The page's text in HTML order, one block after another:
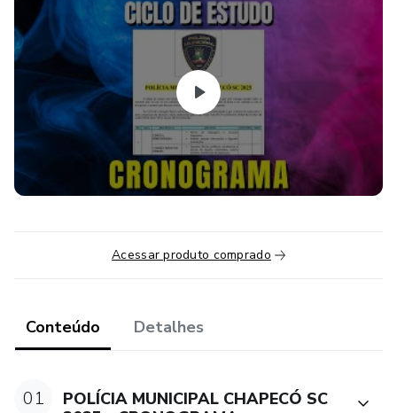
AVALIAÇÃO <3
BOM ESTUDO!
Acessar produto comprado
Conteúdo Detalhes
01
POLÍCIA MUNICIPAL CHAPECÓ SC